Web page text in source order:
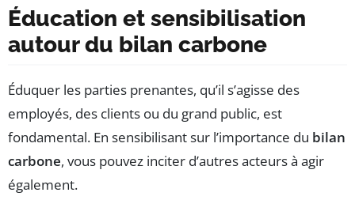
Éducation et sensibilisation
autour du bilan carbone
Éduquer les parties prenantes, qu’il s’agisse des
employés, des clients ou du grand public, est
fondamental. En sensibilisant sur l’importance du bilan
carbone, vous pouvez inciter d’autres acteurs à agir
également.